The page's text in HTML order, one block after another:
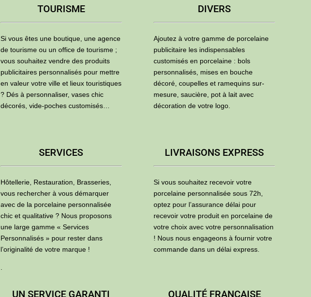
TOURISME
Si vous êtes une boutique, une agence
de tourisme ou un office de tourisme ;
vous souhaitez vendre des produits
publicitaires personnalisés pour mettre
en valeur votre ville et lieux touristiques
? Dés à personnaliser, vases chic
décorés, vide-poches customisés…
DIVERS
Ajoutez à votre gamme de porcelaine
publicitaire les indispensables
customisés en porcelaine : bols
personnalisés, mises en bouche
décoré, coupelles et ramequins sur-
mesure, saucière, pot à lait avec
décoration de votre logo.
SERVICES
Hôtellerie, Restauration, Brasseries,
vous rechercher à vous démarquer
avec de la porcelaine personnalisée
chic et qualitative ? Nous proposons
une large gamme « Services
Personnalisés » pour rester dans
l’originalité de votre marque !
.
LIVRAISONS EXPRESS
Si vous souhaitez recevoir votre
porcelaine personnalisée sous 72h,
optez pour l’assurance délai pour
recevoir votre produit en porcelaine de
votre choix avec votre personnalisation
! Nous nous engageons à fournir votre
commande dans un délai express.
UN SERVICE GARANTI QUALITÉ FRANÇAISE